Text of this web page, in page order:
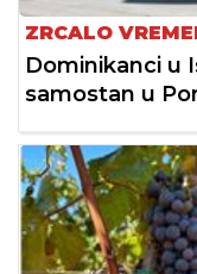
ZRCALO
Dominikanci u
samostan u